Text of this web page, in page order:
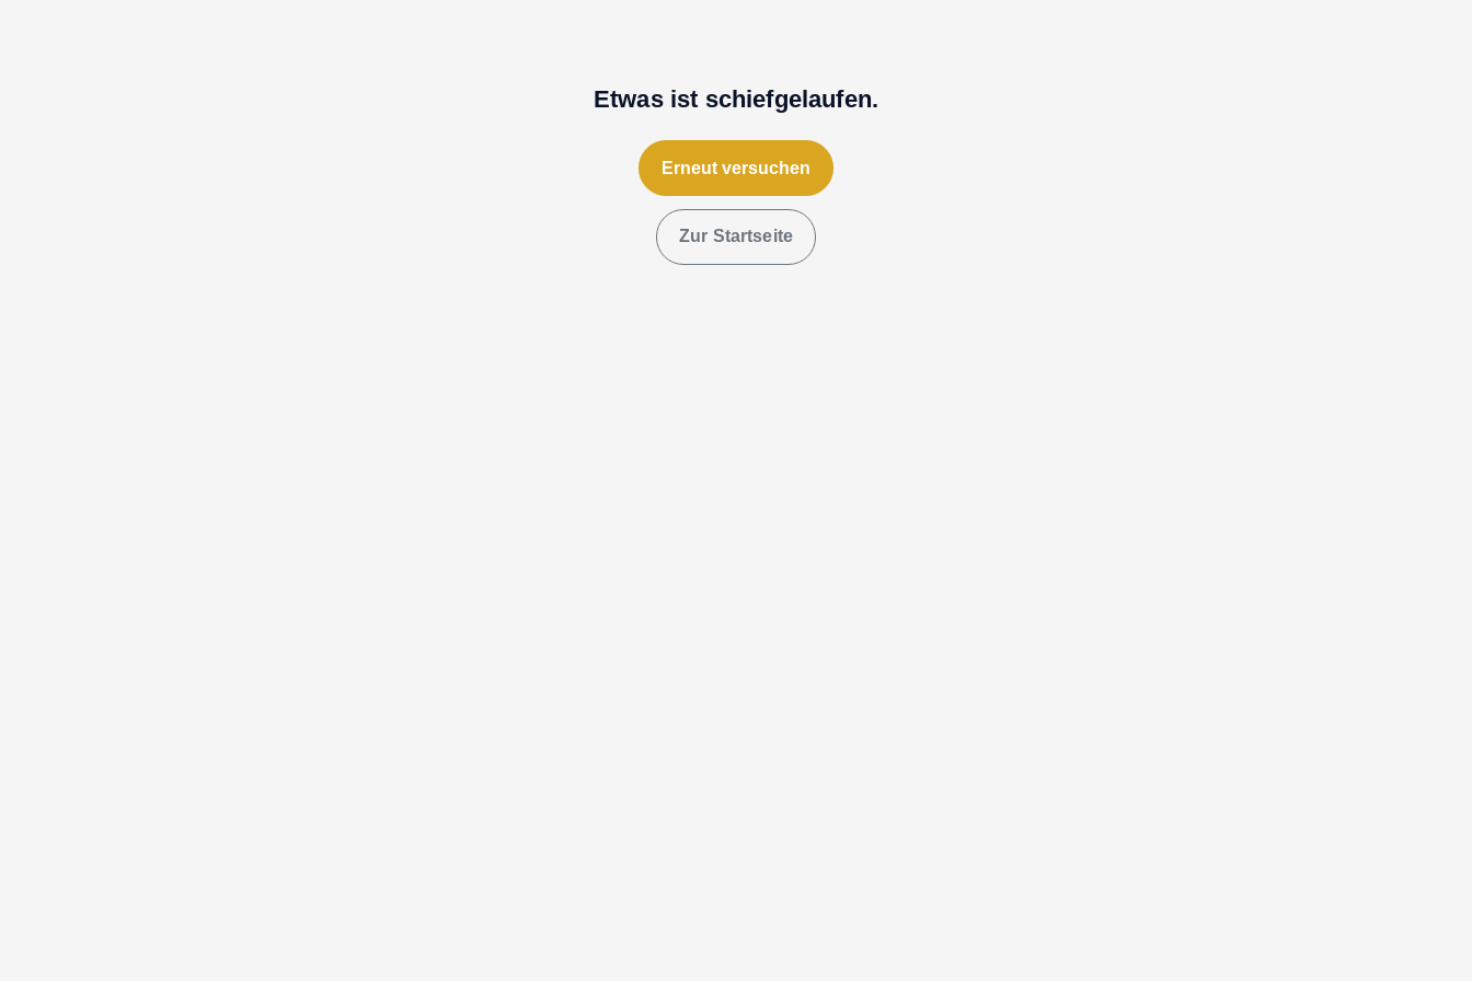
Etwas ist schiefgelaufen.
Erneut versuchen
Zur Startseite